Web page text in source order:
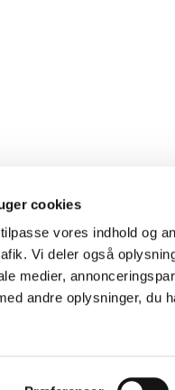
cookies
vores indhold og
Vi deler også
medier,
andre oplysninger, du